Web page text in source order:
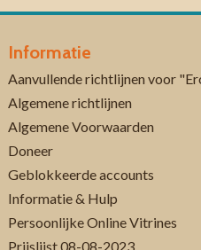
Informatie
Aanvullende richtlijnen voor
Algemene richtlijnen
Algemene Voorwaarden
Doneer
Geblokkeerde accounts
Informatie & Hulp
Persoonlijke Online Vitrines
Prijslijst 08-08-2023